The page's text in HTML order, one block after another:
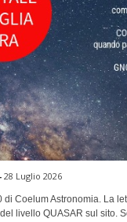
- 28 Luglio 2026
Coelum Astronomia. La
livello QUASAR sul sito.